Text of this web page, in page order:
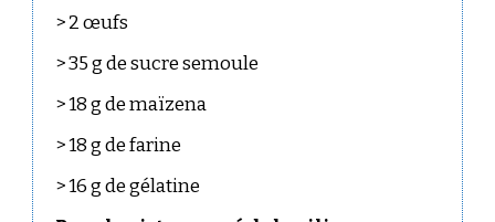
> 2 œufs
> 35 g de sucre semoule
> 18 g de maïzena
> 18 g de farine
> 16 g de gélatine